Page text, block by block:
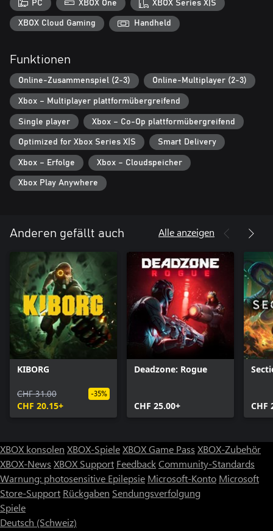
Synth – ein einzigartiges und gefährliches Stück Technologie: eine
ferngesteuerte Kampfeinheit.
Bist du bereit, deine Waffe zu nehmen und Ordnung in die
PC XBOX One XBOX Series X|S
XBOX Cloud Gaming Handheld
Funktionen
Online-Zusammenspiel (2-3) Online-Multiplayer (2-3)
Xbox – Multiplayer plattformübergreifend
Single player Xbox – Co-Op plattformübergreifend
Optimized for Xbox Series X|S Smart Delivery
Xbox – Erfolge Xbox – Cloudspeicher
Xbox Play Anywhere
Anderen gefällt auch Alle anzeigen
KIBORG
CHF 31.00
CHF 20.15+
-35%
Deadzone: Rogue
CHF 25.00+ CHF
XBOX konsolen XBOX-SpieleXBOX Game Pass XBOX-Zubehör
XBOX-News XBOX Support FeedbackCommunity-Standards
Warnung: photosensitive Epilepsie Microsoft-Konto Microsoft
Store-Support Rückgaben Sendungsverfolgung
Spiele
Deutsch (Schweiz)